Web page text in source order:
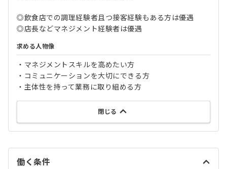
◎飲食店での調理経験者且つ接客経験もある方は優遇
◎店長などマネジメント経験者は優遇
求める人物像
・マネジメントスキルを高めたい方
・コミュニケーションを大切にできる方
・主体性を持って業務に取り組める方
閉じる
働く条件